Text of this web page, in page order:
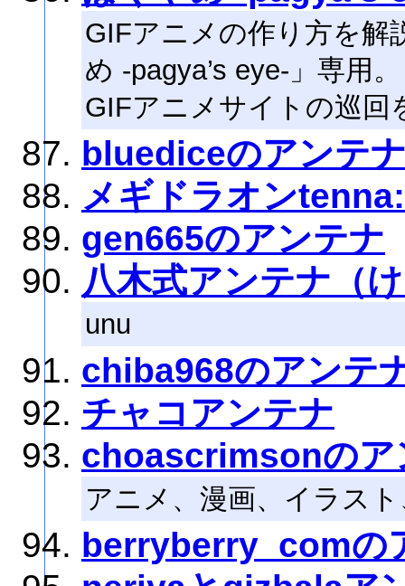
GIFアニメの作り方を解
め -pagya’s eye-」専用。
GIFアニメサイトの巡回
bluediceのアンテ
メギドラオン
gen665のアンテナ
八木式アンテナ（
unu
chiba968のアンテ
チャコアンテナ
choascrimsonのア
アニメ、漫画、イラス
berryberry_comの